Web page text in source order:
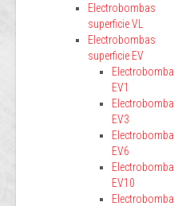
Electrobombas
superficie VL
Electrobombas
superficie EV
Electrobomba
EV1
Electrobomba
EV3
Electrobomba
EV6
Electrobomba
EV10
Electrobomba